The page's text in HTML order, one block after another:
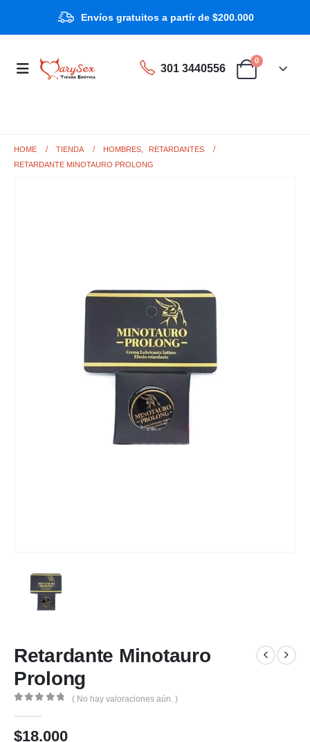
Envíos gratuitos a partír de $200.000
301 3440556
0
HOME TIENDA HOMBRES
RETARDANTES
RETARDANTE MINOTAURO PROLONG
Retardante Minotauro
Prolong
( No hay valoraciones aún. )
$18.000